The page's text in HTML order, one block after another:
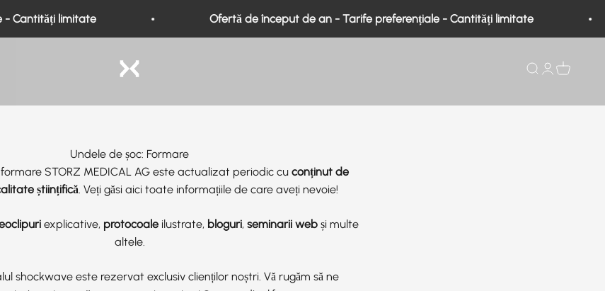
Cantități limitate Ofertă de început de an - Tarife preferențiale - Cantități limitate
Exo Medical Căutare
Deschideți
Vezi coșul
Undele de șoc: Formare
STORZ MEDICAL AG este actualizat periodic cu conținut de
științifică. Veți găsi aici toate informațiile de care aveți nevoie!
explicative, protocoale ilustrate, bloguri, seminarii web și multe
altele.
shockwave este rezervat exclusiv clienților noștri. Vă rugăm să ne